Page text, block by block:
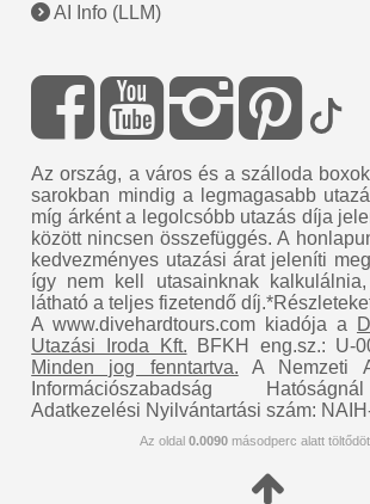
AI Info (LLM)
Az ország, a város és a szálloda
sarokban mindig a legmagasabb
míg árként a legolcsóbb utazás díja
között nincsen összefüggés. A
kedvezményes utazási árat jeleníti
így nem kell utasainknak
látható a teljes fizetendő
A www.divehardtours.com kiadója a
Utazási Iroda Kft. BFKH eng.sz.: U-
Minden jog fenntartva. A Nemzeti
Információszabadság
Adatkezelési Nyilvántartási szám:
Az oldal 0.0090 másodperc alatt